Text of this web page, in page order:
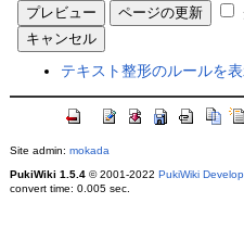
テキスト整形のルールを
Site admin: mokada
PukiWiki 1.5.4© 2001-2022 PukiWiki
convert time: 0.005 sec.